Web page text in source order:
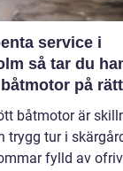
service i
hand
på
båtmotor är
trygg tur i
fylld av